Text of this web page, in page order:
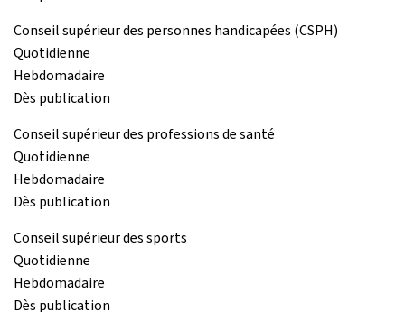
Conseil supérieur des personnes handicapées (CSPH)
Quotidienne
Hebdomadaire
Dès publication
Conseil supérieur des professions de santé
Quotidienne
Hebdomadaire
Dès publication
Conseil supérieur des sports
Quotidienne
Hebdomadaire
Dès publication